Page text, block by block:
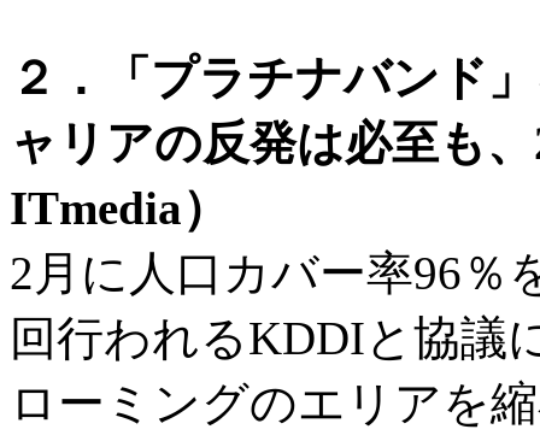
２．「プラチナバンド
ャリアの反発は必至も
ITmedia）
2月に人口カバー率96％
回行われるKDDIと協議
ローミングのエリアを